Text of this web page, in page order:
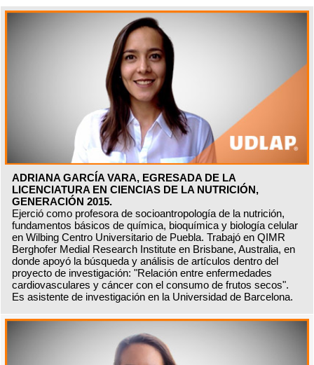
ADRIANA GARCÍA VARA, EGRESADA DE LA
LICENCIATURA EN CIENCIAS DE LA NUTRICIÓN,
GENERACIÓN 2015.
Ejerció como profesora de socioantropología de la nutrición,
fundamentos básicos de química, bioquímica y biología celular
en Wilbing Centro Universitario de Puebla. Trabajó en QIMR
Berghofer Medial Research Institute en Brisbane, Australia, en
donde apoyó la búsqueda y análisis de artículos dentro del
proyecto de investigación: "Relación entre enfermedades
cardiovasculares y cáncer con el consumo de frutos secos".
Es asistente de investigación en la Universidad de Barcelona.